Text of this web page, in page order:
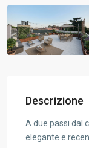
Descrizione
A due passi dal
elegante e